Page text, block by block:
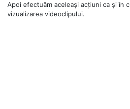
Apoi efectuăm aceleași acțiuni ca și în
vizualizarea videoclipului.